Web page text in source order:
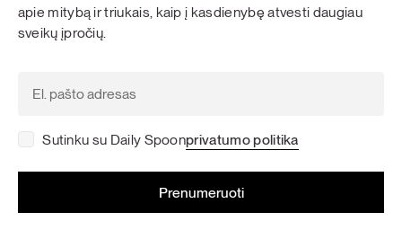
apie mitybą ir triukais, kaip į kasdienybę atvesti daugiau
sveikų įpročių.
Sutinku su Daily Spoonprivatumo politika